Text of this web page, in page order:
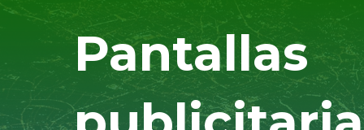
Pantallas